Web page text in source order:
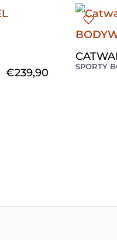
€239,90 SPORTY